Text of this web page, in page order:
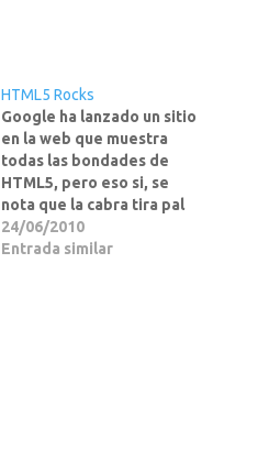
HTML5 Rocks
Google ha lanzado un sitio
en la web que muestra
todas las bondades de
HTML5, pero eso si, se
nota que la cabra tira pal
monte, y para verlo al
100% lo tienes que hacer
24/06/2010
Entrada similar